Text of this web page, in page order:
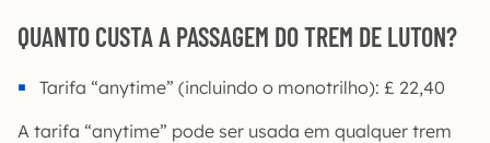
QUANTO CUSTA A PASSAGEM DO TREM DE LUTON?
Tarifa “anytime” (incluindo o monotrilho): £ 22,40
A tarifa “anytime” pode ser usada em qualquer trem